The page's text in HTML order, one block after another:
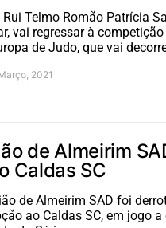
Rui Telmo Romão Patrícia
vai regressar à
de Judo, que vai
2021
de Almeirim
Caldas SC
de Almeirim SAD foi
ao Caldas SC, em jogo